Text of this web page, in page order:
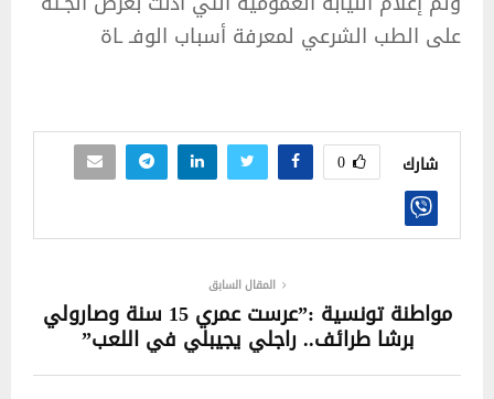
على الطب الشرعي لمعرفة أسباب الوفـ ـاة
شارك 0
المقال السابق
مواطنة تونسية :”عرست عمري 15 سنة وصارولي
برشا طرائف.. راجلي يجيبلي في اللعب”